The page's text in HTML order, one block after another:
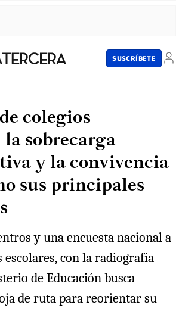
SUSCRÍBETE
colegios
sobrecarga
y la convivencia
sus principales
y una encuesta nacional a
escolares, con la radiografía
de Educación busca
de ruta para reorientar su